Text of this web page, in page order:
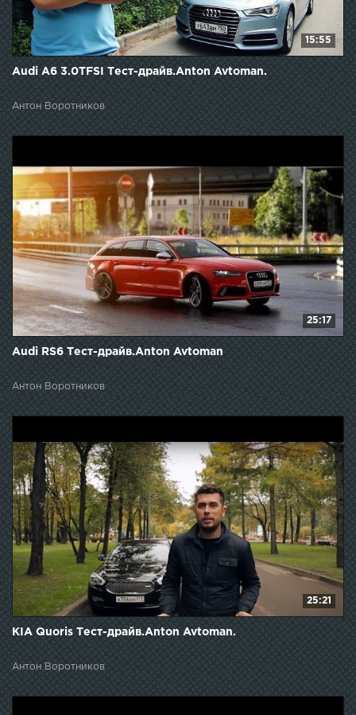
15:55
Audi A6 3.0TFSI Тест-драйв.Anton Avtoman.
Антон Воротников
25:17
Audi RS6 Тест-драйв.Anton Avtoman
Антон Воротников
25:21
KIA Quoris Тест-драйв.Anton Avtoman.
Антон Воротников